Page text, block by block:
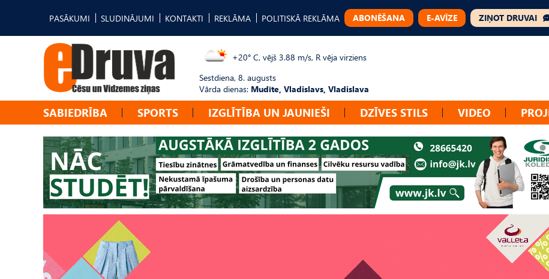
PASĀKUMI SLUDINĀJUMI KONTAKTI REKLĀMA POLITISKĀ REKLĀMA ABONĒŠANA E-AVĪZE ZIŅOT DRUVAI
+20° C, vējš 3.88 m/s, R vēja virziens
Sestdiena, 8. augusts
Vārda dienas: Mudīte, Vladislavs, Vladislava
SABIEDRĪBA SPORTS IZGLĪTĪBA UN JAUNIEŠI DZĪVES STILS VIDEO